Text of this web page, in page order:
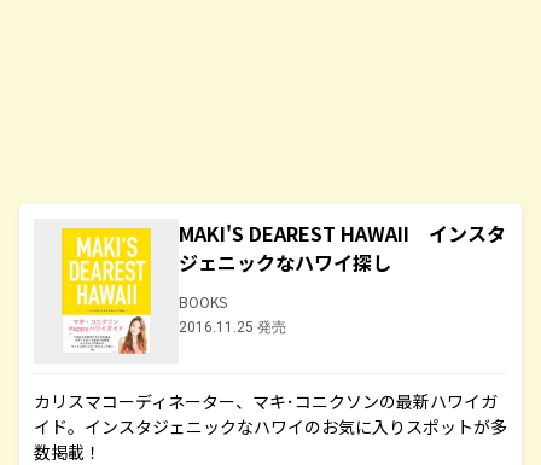
MAKI'S DEAREST HAWAII インスタ
ジェニックなハワイ探し
BOOKS
2016.11.25 発売
カリスマコーディネーター、マキ･コニクソンの最新ハワイガ
イド。インスタジェニックなハワイのお気に入りスポットが多
数掲載！